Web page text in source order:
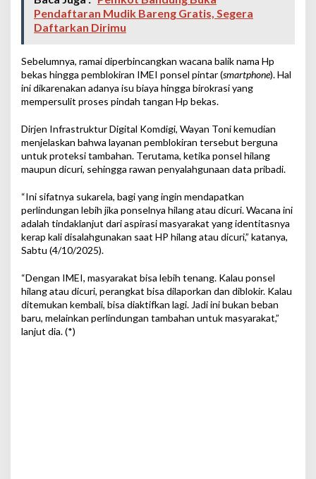
Pendaftaran Mudik Bareng Gratis, Segera
Daftarkan Dirimu
Sebelumnya, ramai diperbincangkan wacana balik nama Hp
bekas hingga pemblokiran IMEI ponsel pintar (smartphone). Hal
ini dikarenakan adanya isu biaya hingga birokrasi yang
mempersulit proses pindah tangan Hp bekas.
Dirjen Infrastruktur Digital Komdigi, Wayan Toni kemudian
menjelaskan bahwa layanan pemblokiran tersebut berguna
untuk proteksi tambahan. Terutama, ketika ponsel hilang
maupun dicuri, sehingga rawan penyalahgunaan data pribadi.
“Ini sifatnya sukarela, bagi yang ingin mendapatkan
perlindungan lebih jika ponselnya hilang atau dicuri. Wacana ini
adalah tindaklanjut dari aspirasi masyarakat yang identitasnya
kerap kali disalahgunakan saat HP hilang atau dicuri,” katanya,
Sabtu (4/10/2025).
“Dengan IMEI, masyarakat bisa lebih tenang. Kalau ponsel
hilang atau dicuri, perangkat bisa dilaporkan dan diblokir. Kalau
ditemukan kembali, bisa diaktifkan lagi. Jadi ini bukan beban
baru, melainkan perlindungan tambahan untuk masyarakat,”
lanjut dia. (*)